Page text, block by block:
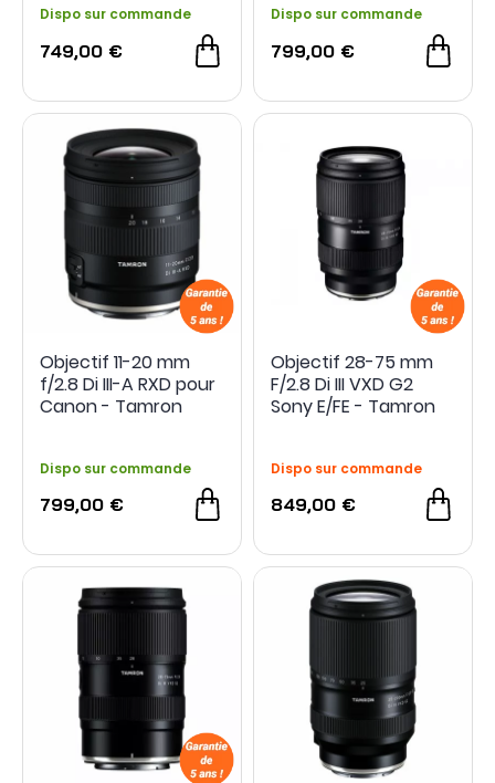
NOUVEAU
Dispo sur commande
749,00 €
Dispo sur commande
799,00 €
Objectif 11-20 mm
f/2.8 Di III-A RXD pour
Canon - Tamron
Dispo sur commande
799,00 €
Objectif 28-75 mm
F/2.8 Di III VXD G2
Sony E/FE - Tamron
Dispo sur commande
849,00 €